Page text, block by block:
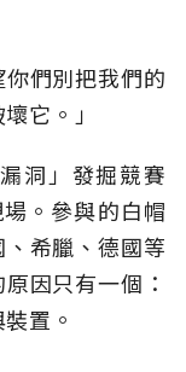
們別把我們的
它。」
洞」發掘競賽
。參與的白帽
希臘、德國等
因只有一個：
置。